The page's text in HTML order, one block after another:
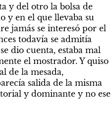
y del otro la bolsa de
y en el que llevaba su
jamás se interesó por el
todavía se admitía
dio cuenta, estaba mal
el mostrador. Y quiso
de la mesada,
salida de la misma
y dominante y no ese